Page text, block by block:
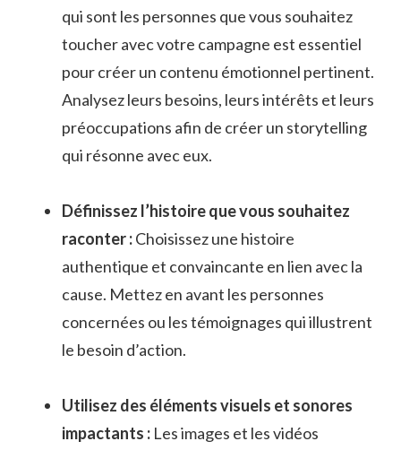
qui sont les personnes que ⁣vous souhaitez‌
toucher ​avec votre campagne‍ est‌ essentiel
pour créer un contenu émotionnel pertinent.
Analysez leurs besoins,‌ leurs‍ intérêts et leurs
préoccupations afin de​ créer ⁣un storytelling
qui⁣ résonne ⁤avec eux.
Définissez l’histoire ⁤que vous souhaitez
raconter :Choisissez une histoire
authentique et convaincante en lien avec la
cause. Mettez en‌ avant les personnes
concernées ou‌ les⁢ témoignages qui illustrent
le besoin d’action.
Utilisez des éléments visuels et sonores
impactants : Les ‌images et les vidéos